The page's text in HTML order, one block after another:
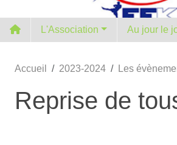
L'Association Au jour le
Accueil 2023-2024 Les
Reprise de